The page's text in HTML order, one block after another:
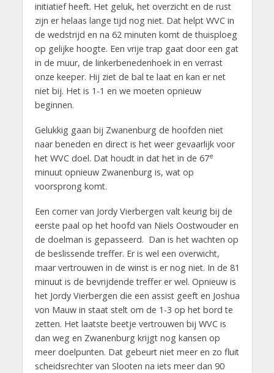
initiatief heeft. Het geluk, het overzicht en de rust
zijn er helaas lange tijd nog niet. Dat helpt WVC in
de wedstrijd en na 62 minuten komt de thuisploeg
op gelijke hoogte. Een vrije trap gaat door een gat
in de muur, de linkerbenedenhoek in en verrast
onze keeper. Hij ziet de bal te laat en kan er net
niet bij. Het is 1-1 en we moeten opnieuw
beginnen.
Gelukkig gaan bij Zwanenburg de hoofden niet
naar beneden en direct is het weer gevaarlijk voor
het WVC doel. Dat houdt in dat het in de 67e
minuut opnieuw Zwanenburg is, wat op
voorsprong komt.
Een corner van Jordy Vierbergen valt keurig bij de
eerste paal op het hoofd van Niels Oostwouder en
de doelman is gepasseerd. Dan is het wachten op
de beslissende treffer. Er is wel een overwicht,
maar vertrouwen in de winst is er nog niet. In de 81
minuut is de bevrijdende treffer er wel. Opnieuw is
het Jordy Vierbergen die een assist geeft en Joshua
von Mauw in staat stelt om de 1-3 op het bord te
zetten. Het laatste beetje vertrouwen bij WVC is
dan weg en Zwanenburg krijgt nog kansen op
meer doelpunten. Dat gebeurt niet meer en zo fluit
scheidsrechter van Slooten na iets meer dan 90